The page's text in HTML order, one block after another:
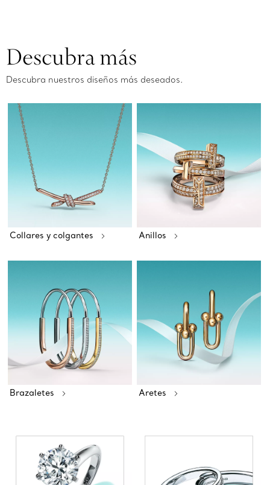
Descubra más
Descubra nuestros diseños más deseados.
Collares y colgantes Anillos
Brazaletes Aretes